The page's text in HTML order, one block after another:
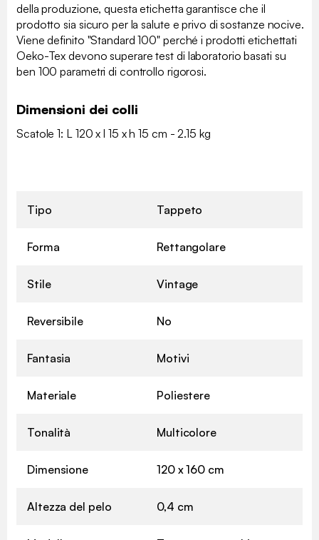
della produzione, questa etichetta garantisce che il
prodotto sia sicuro per la salute e privo di sostanze nocive.
Viene definito "Standard 100" perché i prodotti etichettati
Oeko-Tex devono superare test di laboratorio basati su
ben 100 parametri di controllo rigorosi.
Dimensioni dei colli
Scatole 1: L 120 x l 15 x h 15 cm - 2.15 kg
Tipo Tappeto
Forma Rettangolare
Stile Vintage
Reversibile No
Fantasia Motivi
Materiale Poliestere
Tonalità Multicolore
Dimensione 120 x 160 cm
Altezza del pelo 0,4 cm